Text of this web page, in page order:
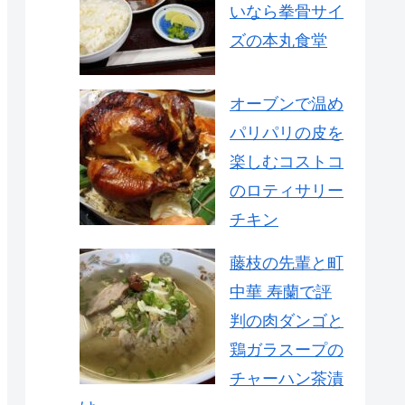
いなら拳骨サイ
ズの本丸食堂
オーブンで温め
パリパリの皮を
楽しむコストコ
のロティサリー
チキン
藤枝の先輩と町
中華 寿蘭で評
判の肉ダンゴと
鶏ガラスープの
チャーハン茶漬